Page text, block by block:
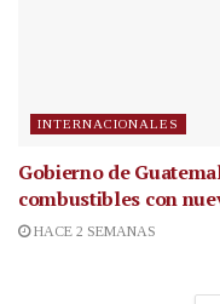
INTERNACIONALES
Gobierno de
combustibles con
HACE 2 SEMANAS